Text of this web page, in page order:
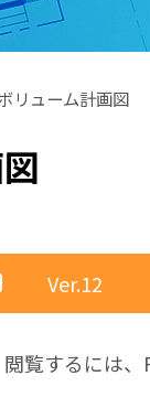
リューム計画図
Ver.12
するには、